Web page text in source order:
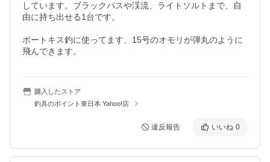
しています。ブラックバスや渓流、ライトソルトまで、自
由に持ち出せる1台です。
ボートキス釣に使ってます、15号のオモリが弾丸のように
飛んできます。
購入したストア
釣具のポイント東日本 Yahoo!店
違反報告 いいね 0